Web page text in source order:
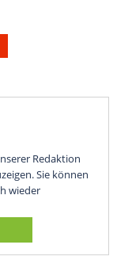
Redaktion
Sie können
wieder